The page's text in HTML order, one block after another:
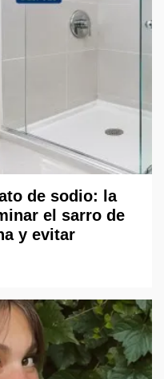
de sodio: la
el sarro de
y evitar